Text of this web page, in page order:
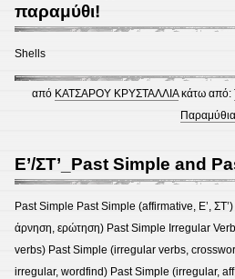
παραμύθι!
Shells
από ΚΑΤΣΑΡΟΥ ΚΡΥΣΤΑΛΛΙΑκάτω από:
Ε’/ΣΤ’_Past Simple and
Past Simple Past Simple (affirmative, Ε’,
άρνηση, ερώτηση) Past Simple Irregular
verbs) Past Simple (irregular verbs,
irregular, wordfind) Past Simple (irregular,